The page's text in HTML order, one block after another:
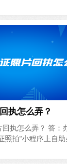
执怎么弄？
执怎么弄？ 答：
照拍”小程序上自